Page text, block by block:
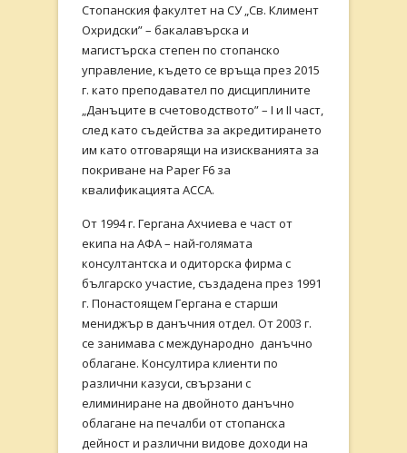
Стопанския факултет на СУ „Св. Климент
Охридски” – бакалавърска и
магистърска степен по стопанско
управление, където се връща през 2015
г. като преподавател по дисциплините
„Данъците в счетоводството” – I и II част,
след като съдейства за акредитирането
им като отговарящи на изискванията за
покриване на Paper F6 за
квалификацията ACCA.
От 1994 г. Гергана Ахчиева е част от
екипа на АФА – най-голямата
консултантска и одиторска фирма с
българско участие, създадена през 1991
г. Понастоящем Гергана е старши
мениджър в данъчния отдел. От 2003 г.
се занимава с международно данъчно
облагане. Консултира клиенти по
различни казуси, свързани с
елиминиране на двойното данъчно
облагане на печалби от стопанска
дейност и различни видове доходи на